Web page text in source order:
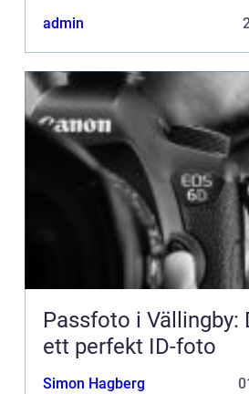
admin
Passfoto i Vällingby:
ett perfekt ID-foto
Simon Hagberg